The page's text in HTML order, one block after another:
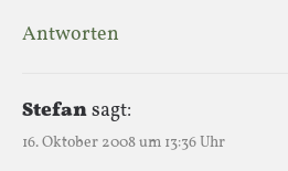
Antworten
Stefansagt:
16. Oktober 2008 um 13:36 Uhr